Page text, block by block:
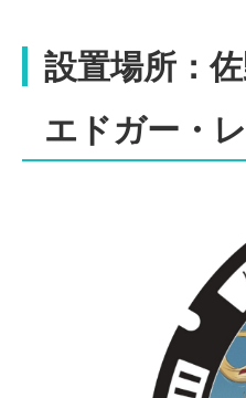
設置場所：
エドガー・